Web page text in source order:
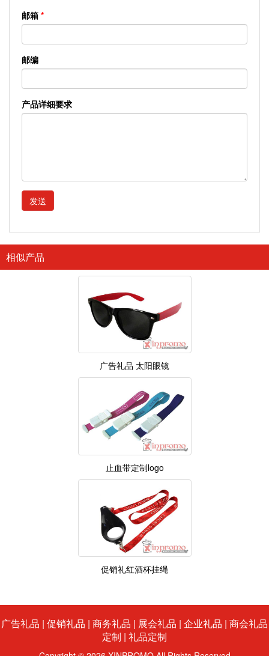
邮箱 *
邮编
产品详细要求
发送
相似产品
广告礼品 太阳眼镜
止血带定制logo
促销礼红酒杯挂绳
广告礼品 | 促销礼品 | 商务礼品 | 展会礼品 | 企业礼品 | 商会礼品
定制 | 礼品定制